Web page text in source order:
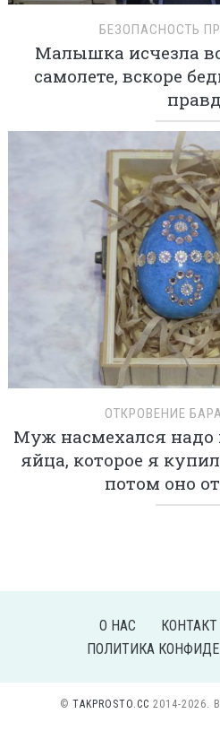
БЕЗОПАСНОСТЬ
Малышка исчезла
самолете, вскоре
ОТКРОВЕНИЕ
Муж насмехался надо
яйца, которое я
потом оно
О НАС КОНТАКТ
ПОЛИТИКА
© TAKPROSTO.CC 2014-2026.